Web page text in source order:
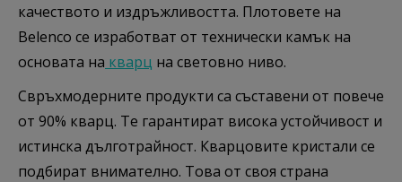
качеството и издръжливостта. Плотовете на
Belenco се изработват от технически камък на
основата на кварц на световно ниво.
Свръхмодерните продукти са съставени от повече
от 90% кварц. Те гарантират висока устойчивост и
истинска дълготрайност. Кварцовите кристали се
подбират внимателно. Това от своя страна